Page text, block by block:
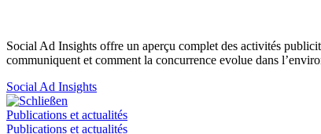
Social Ad Insights offre un aperçu complet des activités
communiquent et comment la concurrence evolue dans
Social Ad Insights
Schließen
Publications et actualités
Publications et actualités